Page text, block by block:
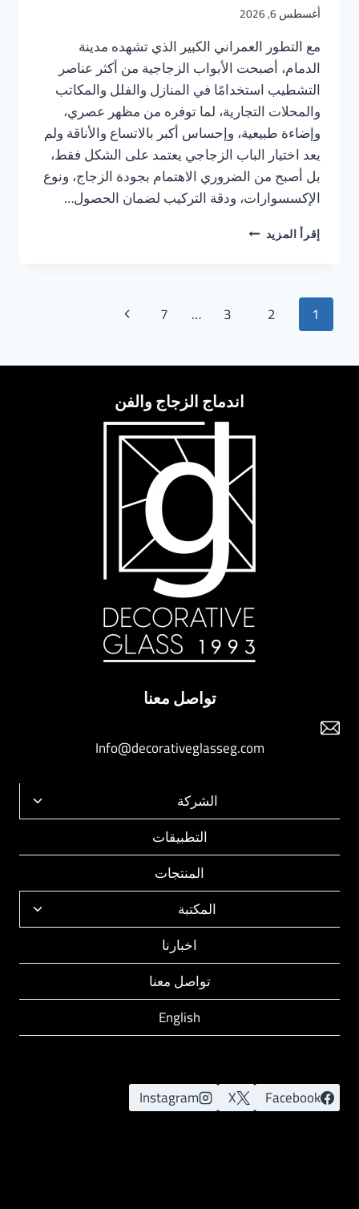
أغسطس 6, 2026
مع التطور العمراني الكبير الذي تشهده مدينة
الدمام، أصبحت الأبواب الزجاجية من أكثر عناصر
التشطيب استخدامًا في المنازل والفلل والمكاتب
والمحلات التجارية، لما توفره من مظهر عصري،
وإضاءة طبيعية، وإحساس أكبر بالاتساع والأناقة ولم
يعد اختيار الباب الزجاجي يعتمد على الشكل فقط،
بل أصبح من الضروري الاهتمام بجودة الزجاج، ونوع
الإكسسوارات، ودقة التركيب لضمان الحصول…
إقرأ المزيد ابواب
تنقل
1
2
3
…
7
الصفحة
اندماج الزجاج والفن
تواصل معنا
Info@decorativeglasseg.com
الشركة
تبديل
الفرعية
التطبيقات
المنتجات
المكتبة
تبديل
الفرعية
اخبارنا
تواصل معنا
English
Facebook
X
Instagram